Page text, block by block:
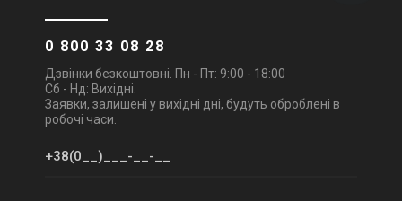
0 800 33 08 28
Дзвінки безкоштовні. Пн - Пт: 9:00 - 18:00
Сб - Нд: Вихідні.
Заявки, залишені у вихідні дні, будуть оброблені в
робочі часи.